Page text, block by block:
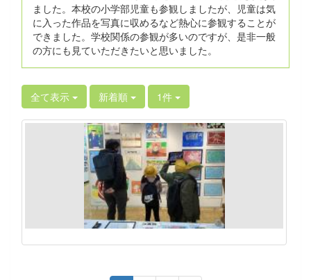
ました。本校の小学部児童も参観しましたが、児童は気
に入った作品を写真に収めるなど熱心に参観することが
できました。学校関係の参観が多いのですが、是非一般
の方にも見ていただきたいと思いました。
全て表示 新着順 1件